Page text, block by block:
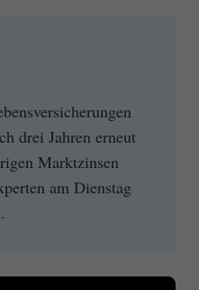
drei Jahren erneut
Marktzinsen
am Dienstag